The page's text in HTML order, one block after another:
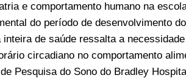
e comportamento humano na
do período de desenvolvimento
de saúde ressalta a
circadiano no comportamento
Pesquisa do Sono do Bradley